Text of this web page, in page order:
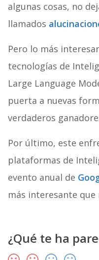
algunas cosas, no
llamados
Pero lo más
tecnologías de
Large Language
puerta a nuevas
verdaderos
Por último, este
plataformas de
evento anual de
más interesante que
¿Qué te ha